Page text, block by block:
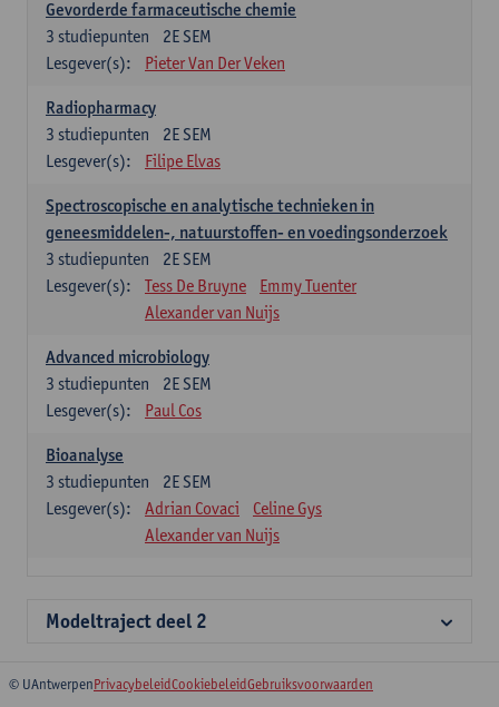
Gevorderde farmaceutische chemie
2E SEM
3 studiepunten
Lesgever(s):
Pieter Van Der Veken
Radiopharmacy
2E SEM
3 studiepunten
Lesgever(s):
Filipe Elvas
Spectroscopische en analytische technieken in
geneesmiddelen-, natuurstoffen- en voedingsonderzoek
2E SEM
3 studiepunten
Lesgever(s):
Tess De Bruyne
Emmy Tuenter
Alexander van Nuijs
Advanced microbiology
2E SEM
3 studiepunten
Lesgever(s):
Paul Cos
Bioanalyse
2E SEM
3 studiepunten
Lesgever(s):
Adrian Covaci
Celine Gys
Alexander van Nuijs
Modeltraject deel 2
© UAntwerpenPrivacybeleidCookiebeleidGebruiksvoorwaarden